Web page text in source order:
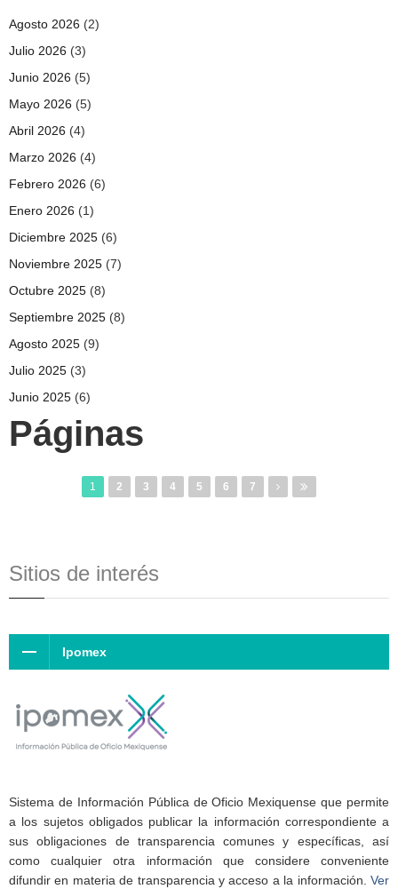
Agosto 2026 (2)
Julio 2026 (3)
Junio 2026 (5)
Mayo 2026 (5)
Abril 2026 (4)
Marzo 2026 (4)
Febrero 2026 (6)
Enero 2026 (1)
Diciembre 2025 (6)
Noviembre 2025 (7)
Octubre 2025 (8)
Septiembre 2025 (8)
Agosto 2025 (9)
Julio 2025 (3)
Junio 2025 (6)
Páginas
1 2 3 4 5 6 7
Sitios de interés
Ipomex
Sistema de Información Pública de Oficio Mexiquense que permite
a los sujetos obligados publicar la información correspondiente a
sus obligaciones de transparencia comunes y específicas, así
como cualquier otra información que considere conveniente
difundir en materia de transparencia y acceso a la información. Ver